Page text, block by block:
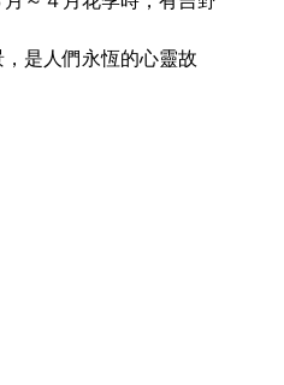
是人們永恆的心靈故